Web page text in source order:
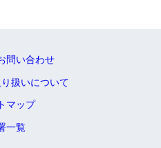
問い合わせ
扱いについて
マップ
一覧